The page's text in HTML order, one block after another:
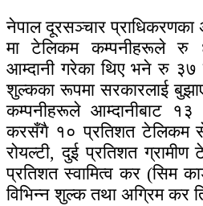
नेपाल दूरसञ्चार
मा टेलिकम कम्पनीहरूले रु
आम्दानी गरेका थिए भने रु
शुल्कका रूपमा सरकारलाई
कम्पनीहरूले आम्दानीबाट १३
करसँगै १० प्रतिशत टेलिकम
रोयल्टी, दुई प्रतिशत
प्रतिशत स्वामित्व कर (सिम
विभिन्न शुल्क तथा अग्रिम कर